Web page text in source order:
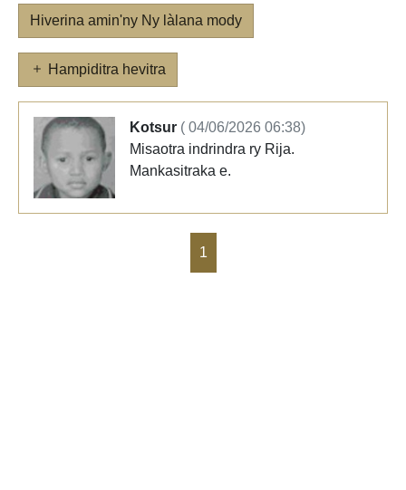
Hiverina amin'ny Ny làlana mody
Hampiditra hevitra
Kotsur ( 04/06/2026 06:38)
Misaotra indrindra ry Rija.
Mankasitraka e.
1